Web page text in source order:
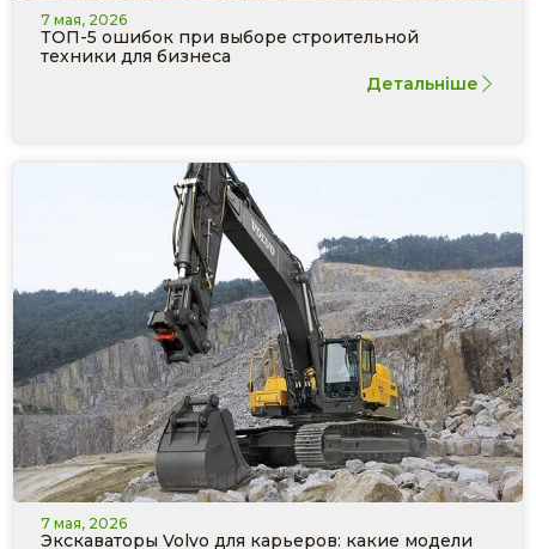
7 мая, 2026
ТОП-5 ошибок при выборе строительной
техники для бизнеса
Детальніше
7 мая, 2026
Экскаваторы Volvo для карьеров: какие модели